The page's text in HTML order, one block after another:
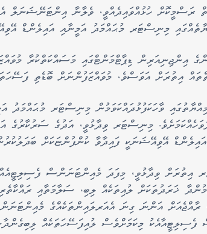
ރަސްމީކޮށް ހުޅުއްވައިދެއްވީ، ވެލާނާ އިންޓަނޭޝަނަލް
މިނިސްޓަރ މުޙައްމަދު އަމީނާއި އައިލެންޑް
އިންޖިނިއަރިން ޑިޕާޓްމަންޓްގައި މަސައްކަތްކުރާ
އިތުރަށް އަވަސްވެ، މުވައްޒަފުންނަށް ބޮޑެތި
ވާހަކަފުޅުދައްކަވަމުން މިނިސްޓަރ މުޙައްމަދު
އޭވިއޭޝަނަކީ ފައިދާވާ ކުންފުންޏަކަށް
އިތުރަށް ވިދާޅުވީ، މިފަދަ މެއިންޓަނަންސް
ޚަރަދުތަކަށް ލުއިތަކެއް ލިބި، ސަލާމަތާއި
ރާއްޖެއަށް އަންނަ ގިނަ އެއަރލައިންތަކެއްގެ
މިކަމަށްވެސް ލުއިފަސޭހަތަކެއް